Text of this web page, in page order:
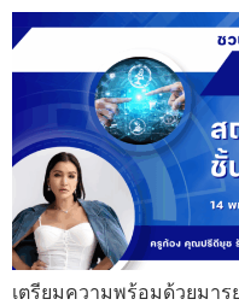
เตรียมความพร้อมด้วยมา